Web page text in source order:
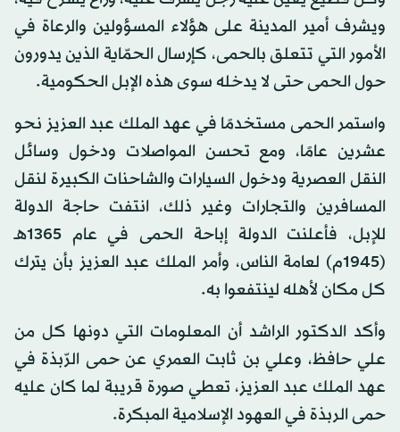
ويشرف أمير المدينة على هؤلاء المسؤولين والرعاة في
الأمور التي تتعلق بالحمى، كإرسال الحمّاية الذين يدورون
حول الحمى حتى لا يدخله سوى هذه الإبل الحكومية.
واستمر الحمى مستخدمًا في عهد الملك عبد العزيز نحو
عشرين عامًا، ومع تحسن المواصلات ودخول وسائل
النقل العصرية ودخول السيارات والشاحنات الكبيرة لنقل
المسافرين والتجارات وغير ذلك، انتفت حاجة الدولة
للإبل، فأعلنت الدولة إباحة الحمى في عام 1365هـ
(1945م) لعامة الناس، وأمر الملك عبد العزيز بأن يترك
كل مكان لأهله لينتفعوا به.
وأكد الدكتور الراشد أن المعلومات التي دونها كل من
علي حافظ، وعلي بن ثابت العمري عن حمى الرّبذة في
عهد الملك عبد العزيز، تعطي صورة قريبة لما كان عليه
حمى الربذة في العهود الإسلامية المبكرة.